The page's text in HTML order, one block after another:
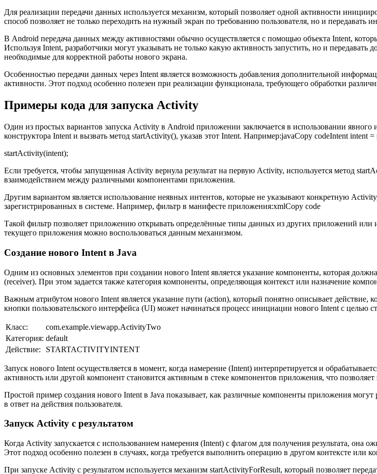
Для реализации передачи данных используется механизм, который позволяет одной активности
способ позволяет не только переходить на нужный экран по требованию пользователя, но и передавать
В Android передача данных между активностями обычно осуществляется с помощью объекта Intent,
Используя Intent, разработчики могут указывать не только какую активность запустить, но и
необходимые для корректной работы нового экрана.
Особенностью передачи данных через Intent является возможность добавления дополнительной
активности. Этот подход особенно полезен при реализации функционала, требующего обработки
Примеры кода для запуска Activity
Один из простых вариантов запуска Activity в Android приложении заключается в использовании
конструктора Intent и вызвать метод startActivity(), указав этот Intent. Например:javaCopy codeIntent
startActivity(intent);
Если требуется, чтобы запущенная Activity вернула результат на первую Activity, используется метод
взаимодействием между различными компонентами приложения.
Другим вариантом является использование неявных интентов, которые не указывают конкретную
зарегистрированных в системе. Например, фильтр в манифесте приложения:xmlCopy code
Такой фильтр позволяет приложению открывать определённые типы данных из других приложений
текущего приложения можно воспользоваться данным механизмом.
Создание нового Intent в Java
Одним из основных элементов при создании нового Intent является указание компоненты, которая
(receiver). При этом задается также категория компоненты, определяющая контекст или назначение
Важным атрибутом нового Intent является указание пути (action), который понятно описывает
кнопки пользовательского интерфейса (UI) может начинаться процесс инициации нового Intent с целью
Класс:
com.example.viewapp.ActivityTwo
Категория: default
Действие:
STARTACTIVITYINTENT
Запуск нового Intent осуществляется в момент, когда намерение (Intent) интерпретируется и
активность или другой компонент становится активным в стеке компонентов приложения, что
Простой пример создания нового Intent в Java показывает, как различные компоненты приложения
в ответ на действия пользователя.
Запуск Activity с результатом
Когда Activity запускается с использованием намерения (Intent) с флагом для получения результата, она
Этот подход особенно полезен в случаях, когда требуется выполнить операцию в другом контексте или
При запуске Activity с результатом используется механизм startActivityForResult, который позволяет